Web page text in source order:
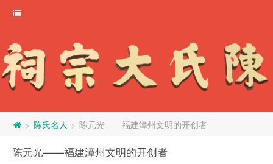
> 陈氏名人 > 陈元光——福建漳州文明的开创者
陈元光——福建漳州文明的开创者